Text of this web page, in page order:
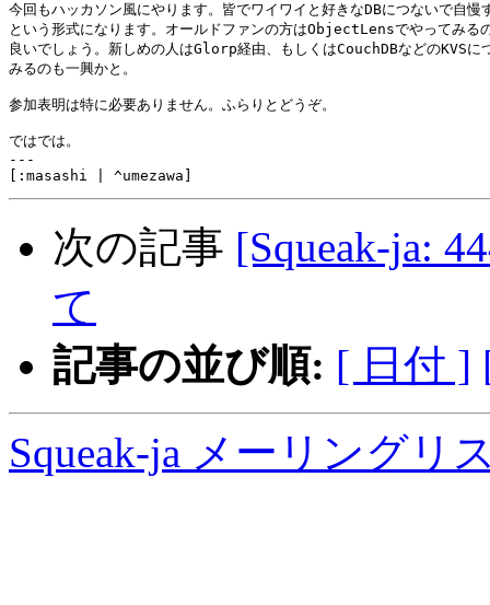
今回もハッカソン風にやります。皆でワイワイと好きなDBにつないで自慢
という形式になります。オールドファンの方はObjectLensでやってみる
良いでしょう。新しめの人はGlorp経由、もしくはCouchDBなどのKVSに
みるのも一興かと。
参加表明は特に必要ありません。ふらりとどうぞ。
ではでは。
---
次の記事 [Squeak-ja:
て
記事の並び順: [ 日付 ]
Squeak-ja メーリングリ